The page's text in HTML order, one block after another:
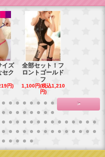
イズ
セク
円)
全部セット！フ
ロントゴールド
フ
1,100円(税込1,210
円)
>